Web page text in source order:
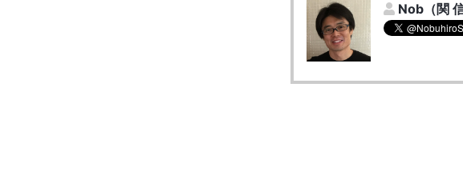
Nob（関